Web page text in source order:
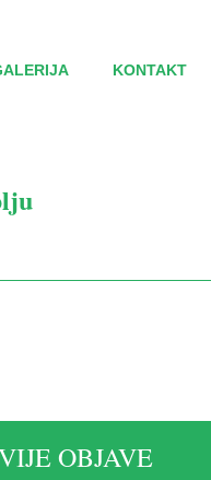
KONTAKT
OBJAVE